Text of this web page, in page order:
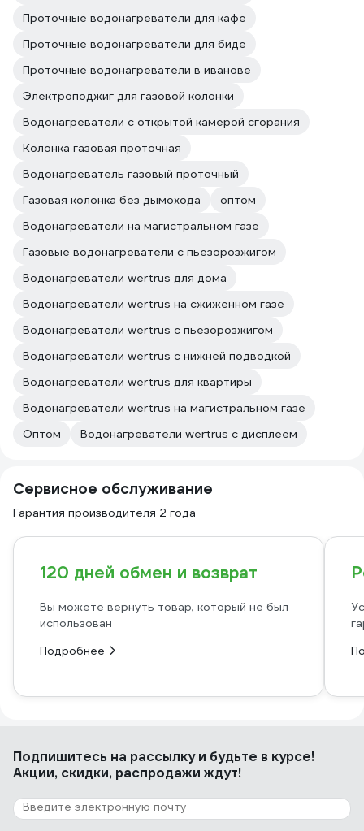
Проточные водонагреватели для кафе
Проточные водонагреватели для биде
Проточные водонагреватели в иванове
Электроподжиг для газовой колонки
Водонагреватели с открытой камерой сгорания
Колонка газовая проточная
Водонагреватель газовый проточный
Газовая колонка без дымохода
оптом
Водонагреватели на магистральном газе
Газовые водонагреватели с пьезорозжигом
Водонагреватели wertrus для дома
Водонагреватели wertrus на сжиженном газе
Водонагреватели wertrus с пьезорозжигом
Водонагреватели wertrus с нижней подводкой
Водонагреватели wertrus для квартиры
Водонагреватели wertrus на магистральном газе
Оптом
Водонагреватели wertrus с дисплеем
Сервисное обслуживание
Гарантия производителя 2 года
120 дней обмен и возврат
Вы можете вернуть товар, который не был
использован
Подробнее
Подпишитесь на рассылкуи будьте в курсе!
Акции, скидки, распродажи ждут!